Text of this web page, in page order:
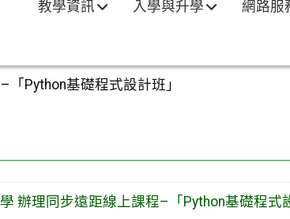
教學資訊 入學與升學 網路服
Python基礎程式設計班」
辦理同步遠距線上課程–「Python基礎程式